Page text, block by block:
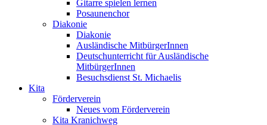
Gitarre spielen lernen
Posaunenchor
Diakonie
Diakonie
Ausländische MitbürgerInnen
Deutschunterricht für Ausländische
MitbürgerInnen
Besuchsdienst St. Michaelis
Kita
Förderverein
Neues vom Förderverein
Kita Kranichweg